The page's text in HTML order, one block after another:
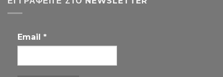
Email *